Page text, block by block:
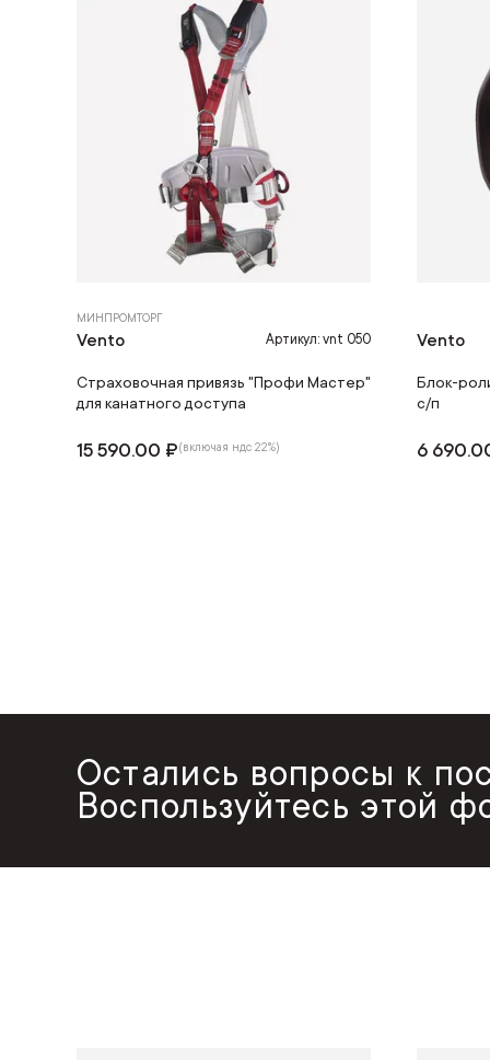
МИНПРОМТОРГ
Vento Артикул: vnt 050
Страховочная привязь "Профи Мастер"
для канатного доступа
15 590.00 ₽(включая ндс 22%)
Vento
Блок-
с/п
6
Остались вопросы к
Воспользуйтесь этой